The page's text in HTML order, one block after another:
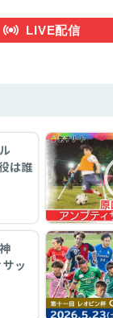
LIVE配信
ル
は誰